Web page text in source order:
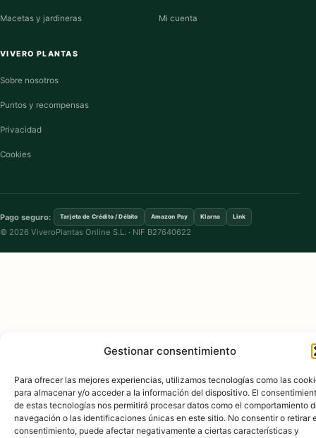
Gestionar consentimiento
Para ofrecer las mejores experiencias, utilizamos tecnologías como las
para almacenar y/o acceder a la información del dispositivo. El
de estas tecnologías nos permitirá procesar datos como el comportamiento
navegación o las identificaciones únicas en este sitio. No consentir o retirar
consentimiento, puede afectar negativamente a ciertas características y
Macetas y jardineras Mi cuenta
VIVERO PLANTAS
Sobre nosotros
Puntos y recompensas
Privacidad
Cookies
Pago seguro: Tarjeta de Crédito / Débito Amazon Pay Klarna Link
© 2026 ViveroPlantas Online S.L. · NIF B27640622